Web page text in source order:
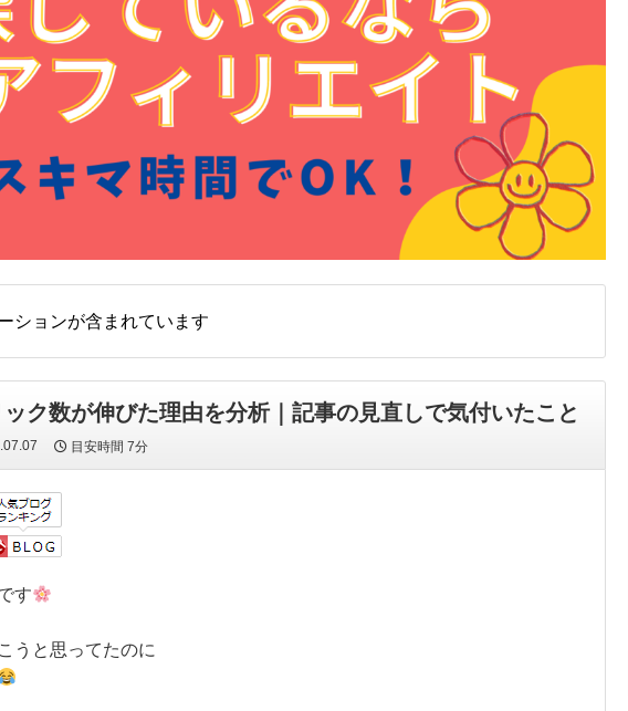
ションが含まれています
ク数が伸びた理由を分析｜記事の見直しで気付いたこと
目安時間7分
す
うと思ってたのに